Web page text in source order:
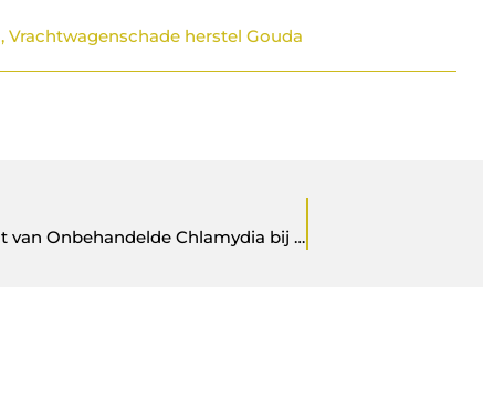
,Vrachtwagenschade herstel Gouda
Van Stil naar Serieus: De Gevaarlijke Impact van Onbehandelde Chlamydia bij Vrouwen